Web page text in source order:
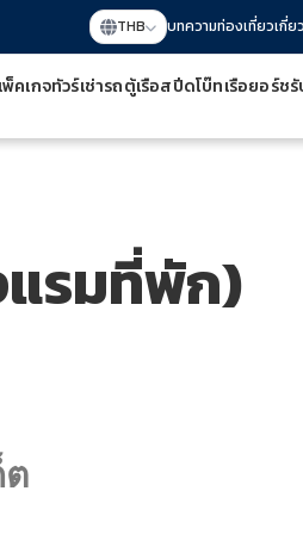
THB บทความท่องเที่ยวเกี่ย
คเกจทัวร์เช่ารถตู้เรือสปีดโบ๊ทเรือยอร์ช
แรมที่พัก)